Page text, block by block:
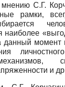
С.Г.
рамки,
наиболее
данный момент
и